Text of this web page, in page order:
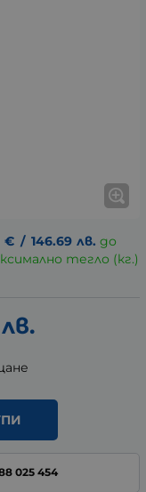
€ / 146.69 лв. до
тегло (кг.)
лв.
025 454